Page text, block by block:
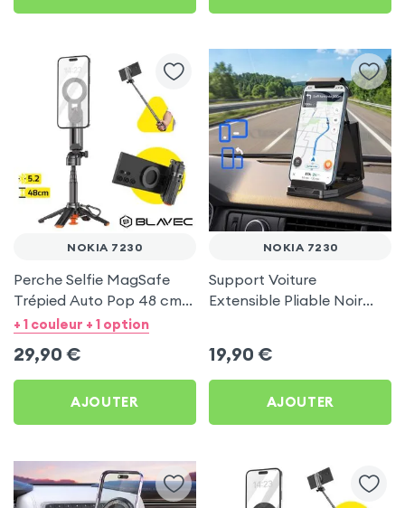
NOKIA 7230
Perche Selfie MagSafe
Trépied Auto Pop 48 cm
Noir pour Nokia 7230
+ 1 couleur + 1 option
29,90 €
AJOUTER
NOKIA 7230
Support Voiture
Extensible Pliable Noir
19,90 €
AJOUTER